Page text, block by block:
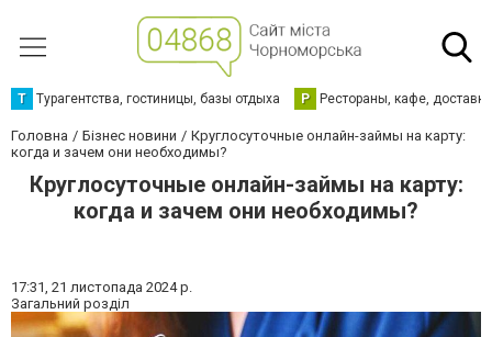
Т Турагентства, гостиницы, базы отдыха Р Рестораны, кафе,
Головна Бізнес новини
Круглосуточные онлайн-займы на карту:
когда и зачем они необходимы?
Круглосуточные онлайн-займы на карту:
когда и зачем они необходимы?
17:31, 21 листопада 2024 р.
Загальний розділ